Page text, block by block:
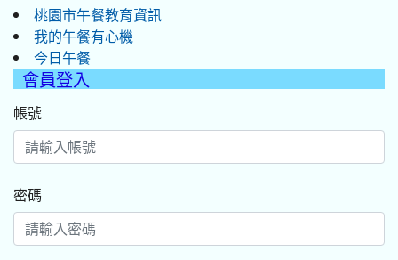
桃園市午餐教育資訊
我的午餐有心機
今日午餐
會員登入
帳號
密碼